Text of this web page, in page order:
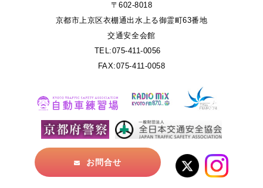
〒602-8018
京都市上京区衣棚通出水上る御霊町63番地
交通安全会館
TEL:075-411-0056
FAX:075-411-0058
お問合せ